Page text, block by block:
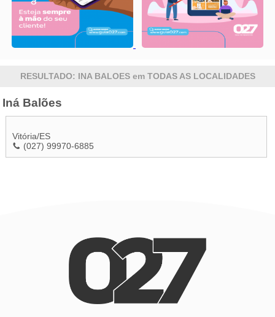
RESULTADO: INA BALOES em TODAS AS LOCALIDADES
Iná Balões
Vitória/ES
(027) 99970-6885